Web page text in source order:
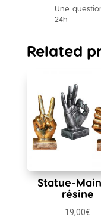
Une
24h
Related
Statue-
résine
19,00€